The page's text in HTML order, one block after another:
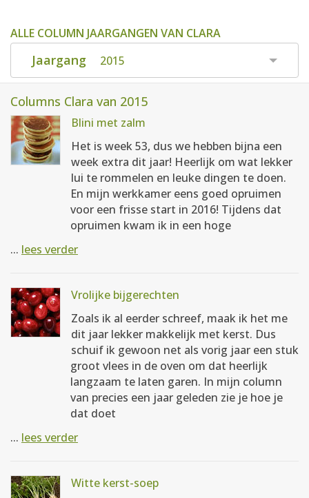
ALLE COLUMN JAARGANGEN VAN CLARA
Jaargang 2015
Columns Clara van 2015
Blini met zalm
Het is week 53, dus we hebben bijna een
week extra dit jaar! Heerlijk om wat lekker
lui te rommelen en leuke dingen te doen.
En mijn werkkamer eens goed opruimen
voor een frisse start in 2016! Tijdens dat
opruimen kwam ik in een hoge
... lees verder
Vrolijke bijgerechten
Zoals ik al eerder schreef, maak ik het me
dit jaar lekker makkelijk met kerst. Dus
schuif ik gewoon net als vorig jaar een stuk
groot vlees in de oven om dat heerlijk
langzaam te laten garen. In mijn column
van precies een jaar geleden zie je hoe je
dat doet
... lees verder
Witte kerst-soep